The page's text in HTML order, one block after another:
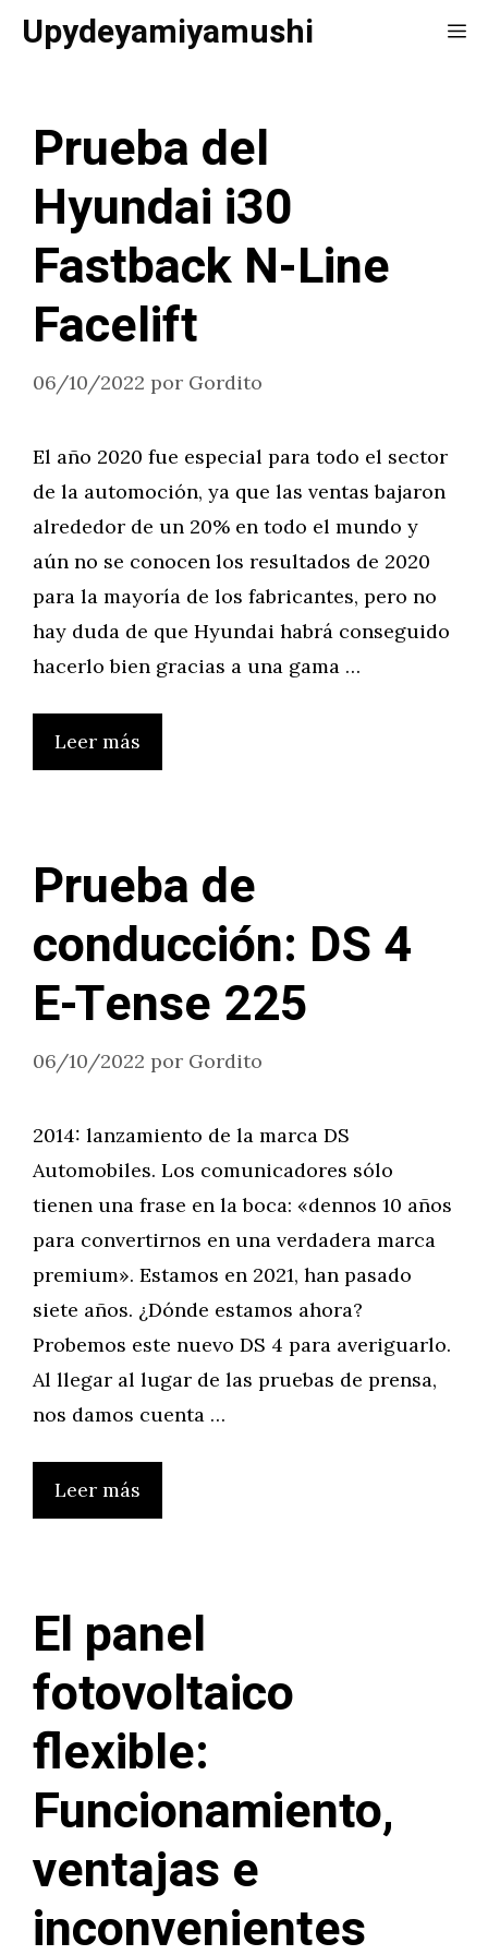
SaltarUpydeyamiyamushi
Prueba del
Hyundai i30
Fastback N-Line
Facelift
06/10/2022 por Gordito
El año 2020 fue especial para todo el sector
de la automoción, ya que las ventas bajaron
alrededor de un 20% en todo el mundo y
aún no se conocen los resultados de 2020
para la mayoría de los fabricantes, pero no
hay duda de que Hyundai habrá conseguido
hacerlo bien gracias a una gama …
Leer más
Prueba de
conducción: DS 4
E-Tense 225
06/10/2022 por Gordito
2014: lanzamiento de la marca DS
Automobiles. Los comunicadores sólo
tienen una frase en la boca: «dennos 10 años
para convertirnos en una verdadera marca
premium». Estamos en 2021, han pasado
siete años. ¿Dónde estamos ahora?
Probemos este nuevo DS 4 para averiguarlo.
Al llegar al lugar de las pruebas de prensa,
nos damos cuenta …
Leer más
El panel
fotovoltaico
flexible:
Funcionamiento,
ventajas e
inconvenientes